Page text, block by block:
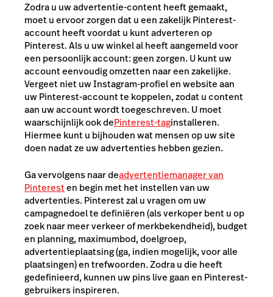
Zodra u uw advertentie-content heeft gemaakt,
moet u ervoor zorgen dat u een zakelijk Pinterest-
account heeft voordat u kunt adverteren op
Pinterest. Als u uw winkel al heeft aangemeld voor
een persoonlijk account: geen zorgen. U kunt uw
account eenvoudig omzetten naar een zakelijke.
Vergeet niet uw Instagram-profiel en website aan
uw Pinterest-account te koppelen, zodat u content
aan uw account wordt toegeschreven. U moet
waarschijnlijk ook dePinterest-taginstalleren.
Hiermee kunt u bijhouden wat mensen op uw site
doen nadat ze uw advertenties hebben gezien.
Ga vervolgens naar deadvertentiemanager van
Pinteresten begin met het instellen van uw
advertenties. Pinterest zal u vragen om uw
campagnedoel te definiëren (als verkoper bent u op
zoek naar meer verkeer of merkbekendheid), budget
en planning, maximumbod, doelgroep,
advertentieplaatsing (ga, indien mogelijk, voor alle
plaatsingen) en trefwoorden. Zodra u die heeft
gedefinieerd, kunnen uw pins live gaan en Pinterest-
gebruikers inspireren.